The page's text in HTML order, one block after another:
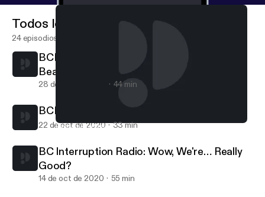
Last Call to Newton 11/22/2018: EVERYTHING IS BAD Y'ALL
Todos los episodios
24 episodios
BCI Radio: Recapping the Yellow Jacket
Beatdown, and Looking Ahead to Clemson
28 de oct de 2020 44 min
BCI Radio:Boy. That Escalated Quickly.
22 de oct de 2020 33 min
BC Interruption Radio: Wow, We're… Really
Good?
14 de oct de 2020 55 min